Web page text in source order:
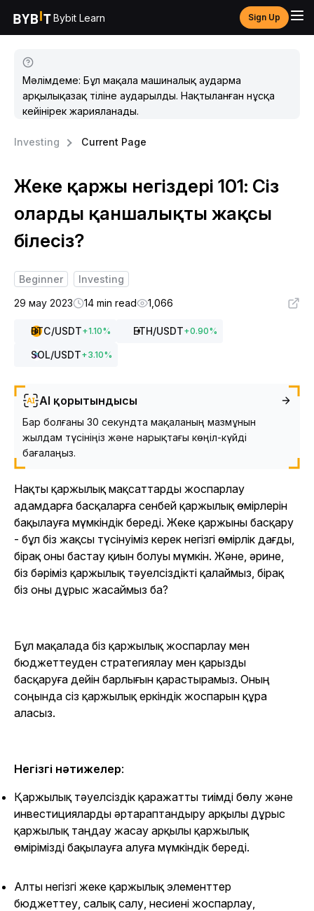
Bybit Learn Sign Up
Мәлімдеме: Бұл мақала машиналық аударма
арқылықазақ тіліне аударылды. Нақтыланған нұсқа
кейінірек жарияланады.
Investing Current Page
Жеке қаржы негіздері 101: Сіз
оларды қаншалықты жақсы
білесіз?
Beginner
Investing
29 мау 2023
14 min read 1,066
BTC/USDT+1.10% ETH/USDT+0.90%
SOL/USDT+3.10%
AI қорытындысы
Бар болғаны 30 секундта мақаланың мазмұнын
жылдам түсініңіз және нарықтағы көңіл-күйді
бағалаңыз.
Нақты қаржылық мақсаттарды жоспарлау
адамдарға басқаларға сенбей қаржылық өмірлерін
бақылауға мүмкіндік береді. Жеке қаржыны басқару
- бұл біз жақсы түсінуіміз керек негізгі өмірлік дағды,
бірақ оны бастау қиын болуы мүмкін. Және, әрине,
біз бәріміз қаржылық тәуелсіздікті қалаймыз, бірақ
біз оны дұрыс жасаймыз ба?
Бұл мақалада біз қаржылық жоспарлау мен
бюджеттеуден стратегиялау мен қарызды
басқаруға дейін барлығын қарастырамыз. Оның
соңында сіз қаржылық еркіндік жоспарын құра
аласыз.
Негізгі нәтижелер:
Қаржылық тәуелсіздік қаражатты тиімді бөлу және
инвестицияларды әртараптандыру арқылы дұрыс
қаржылық таңдау жасау арқылы қаржылық
өмірімізді бақылауға алуға мүмкіндік береді.
Алты негізгі жеке қаржылық элементтер
бюджеттеу, салық салу, несиені жоспарлау,